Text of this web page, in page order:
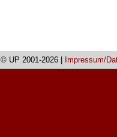
© UP 2001-2026 | Impressum/